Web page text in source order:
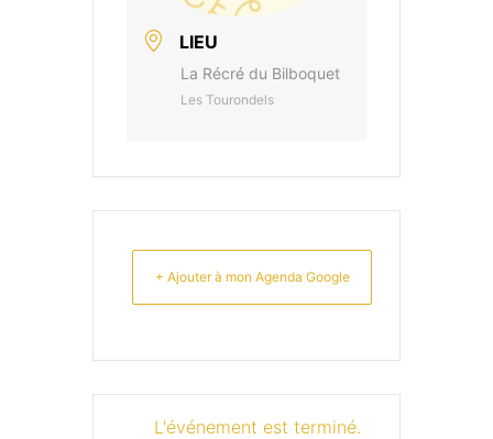
LIEU
La Récré du Bilboquet
Les Tourondels
+ Ajouter à mon Agenda Google
L'événement est terminé.